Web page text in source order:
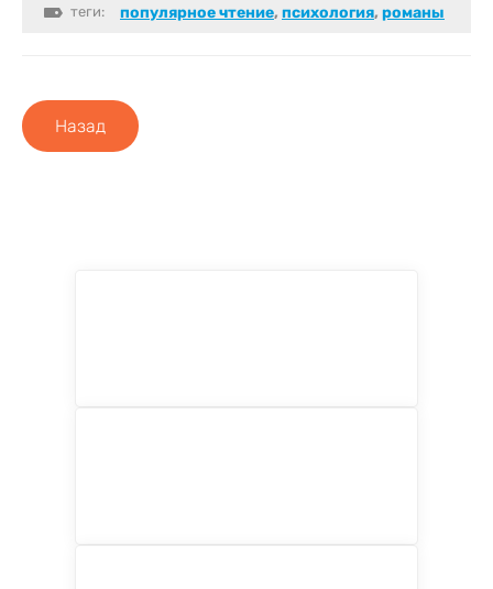
теги: популярное чтение, психология, романы
Назад